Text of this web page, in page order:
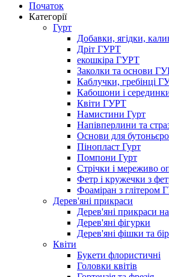
Початок
Категорії
Гурт
Добавки, ягідки,
Дріт ГУРТ
екошкіра ГУРТ
Заколки та основи
Каблучки, гребінці
Кабошони і
Квіти ГУРТ
Намистини Гурт
Напівперлини та
Основи для
Пінопласт Гурт
Помпони Гурт
Стрічки і мереживо
Фетр і кружечки з
Фоаміран з глітером
Дерев'яні прикраси
Дерев'яні прикраси на
Дерев'яні фігурки
Дерев'яні фішки та
Квіти
Букети флористичні
Головки квітів